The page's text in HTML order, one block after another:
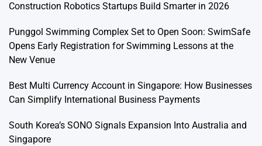
Construction Robotics Startups Build Smarter in 2026
Punggol Swimming Complex Set to Open Soon: SwimSafe
Opens Early Registration for Swimming Lessons at the
New Venue
Best Multi Currency Account in Singapore: How Businesses
Can Simplify International Business Payments
South Korea’s SONO Signals Expansion Into Australia and
Singapore